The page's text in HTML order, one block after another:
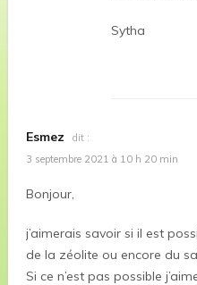
Sytha
Esmez
dit :
3 septembre 2021 à 10 h 20 min
Bonjour,
j’aimerais savoir si il est
de la zéolite ou encore du
Si ce n’est pas possible